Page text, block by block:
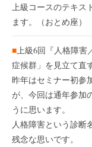
上級コースのテキス
ます。（おとめ座）
■上級6回『人格障害
症候群」を見立て直
昨年はセミナー初参
が、今回は通年参加
うに思います。
人格障害という診断
残念な思いです。